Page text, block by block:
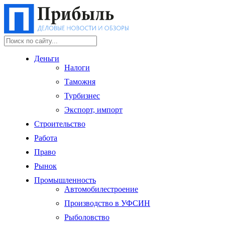
Деньги
Налоги
Таможня
Турбизнес
Экспорт, импорт
Строительство
Работа
Право
Рынок
Промышленность
Автомобилестроение
Производство в УФСИН
Рыболовство